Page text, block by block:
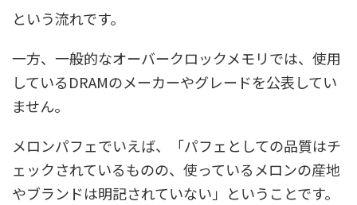
という流れです。
一方、一般的なオーバークロックメモリでは、使用
しているDRAMのメーカーやグレードを公表してい
ません。
メロンパフェでいえば、「パフェとしての品質はチ
ェックされているものの、使っているメロンの産地
やブランドは明記されていない」ということです。